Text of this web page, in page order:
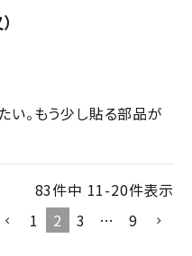
い。もう少し貼る部品が
83件中 11-20件表示
1
2 3 … 9